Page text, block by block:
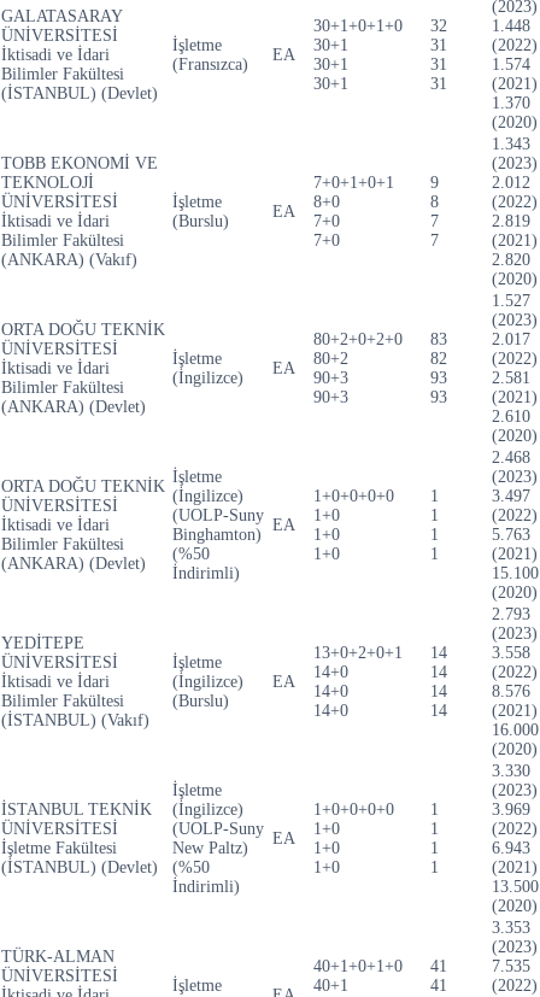
GALATASARAY
ÜNİVERSİTESİ
İktisadi ve İdari
Bilimler Fakültesi
(İSTANBUL) (Devlet)
İşletme
(Fransızca)
EA
30+1+0+1+0
30+1
30+1
30+1
32
31
31
31
(2023)
1.448
(2022)
1.574
(2021)
1.370
(2020)
TOBB EKONOMİ VE
TEKNOLOJİ
ÜNİVERSİTESİ
İktisadi ve İdari
Bilimler Fakültesi
(ANKARA) (Vakıf)
İşletme
(Burslu)
EA
7+0+1+0+1
8+0
7+0
7+0
9
8
7
7
1.343
(2023)
2.012
(2022)
2.819
(2021)
2.820
(2020)
ORTA DOĞU TEKNİK
ÜNİVERSİTESİ
İktisadi ve İdari
Bilimler Fakültesi
(ANKARA) (Devlet)
İşletme
(İngilizce)
EA
80+2+0+2+0
80+2
90+3
90+3
83
82
93
93
1.527
(2023)
2.017
(2022)
2.581
(2021)
2.610
(2020)
ORTA DOĞU TEKNİK
ÜNİVERSİTESİ
İktisadi ve İdari
Bilimler Fakültesi
(ANKARA) (Devlet)
İşletme
(İngilizce)
(UOLP-Suny
Binghamton)
(%50
İndirimli)
EA
1+0+0+0+0
1+0
1+0
1+0
1
1
1
1
2.468
(2023)
3.497
(2022)
5.763
(2021)
15.100
(2020)
YEDİTEPE
ÜNİVERSİTESİ
İktisadi ve İdari
Bilimler Fakültesi
(İSTANBUL) (Vakıf)
İşletme
(İngilizce)
(Burslu)
EA
13+0+2+0+1
14+0
14+0
14+0
14
14
14
14
2.793
(2023)
3.558
(2022)
8.576
(2021)
16.000
(2020)
İSTANBUL TEKNİK
ÜNİVERSİTESİ
İşletme Fakültesi
(İSTANBUL) (Devlet)
İşletme
(İngilizce)
(UOLP-Suny
New Paltz)
(%50
İndirimli)
EA
1+0+0+0+0
1+0
1+0
1+0
1
1
1
1
3.330
(2023)
3.969
(2022)
6.943
(2021)
13.500
(2020)
TÜRK-ALMAN
ÜNİVERSİTESİ
İşletme
40+1+0+1+0
40+1
41
41
3.353
(2023)
7.535
(2022)